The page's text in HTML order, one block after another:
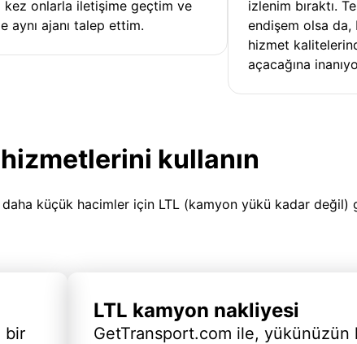
kez onlarla iletişime geçtim ve
aynı ajanı talep ettim.
izlenim bıraktı.
endişem olsa da,
hizmet
açacağına
kullanın
küçük hacimler için LTL (kamyon yükü kadar
bir
LTL kamyon nakliyesi
GetTransport.com ile, yükünüzün